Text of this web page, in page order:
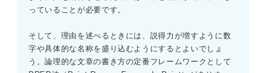
っていることが必要です。
そして、理由を述べるときには、説得力が増すように数
字や具体的な名称を盛り込むようにするとよいでしょ
う。論理的な文章の書き方の定番フレームワークとして